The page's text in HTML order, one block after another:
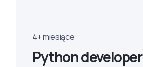
4+ miesiące
Python developer